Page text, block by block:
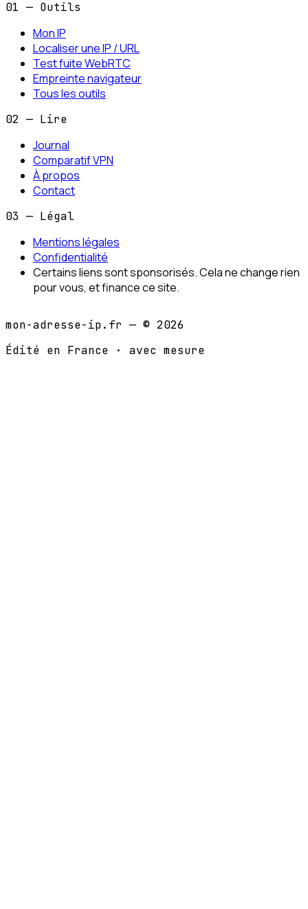
01 — Outils
Mon IP
Localiser une IP / URL
Test fuite WebRTC
Empreinte navigateur
Tous les outils
02 — Lire
Journal
Comparatif VPN
À propos
Contact
03 — Légal
Mentions légales
Confidentialité
Certains liens sont sponsorisés. Cela ne change rien
pour vous, et finance ce site.
mon-adresse-ip.fr — © 2026
Édité en France · avec mesure